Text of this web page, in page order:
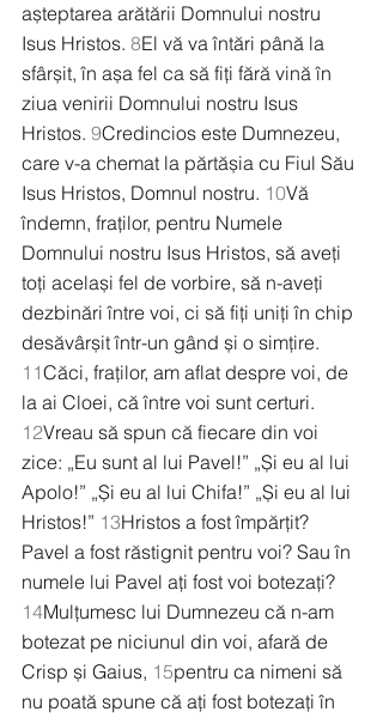
așteptarea arătării Domnului nostru
Isus Hristos. 8El vă va întări până la
sfârșit, în așa fel ca să fiți fără vină în
ziua venirii Domnului nostru Isus
Hristos. 9Credincios este Dumnezeu,
care v-a chemat la părtășia cu Fiul Său
Isus Hristos, Domnul nostru. 10Vă
îndemn, fraților, pentru Numele
Domnului nostru Isus Hristos, să aveți
toți același fel de vorbire, să n-aveți
dezbinări între voi, ci să fiți uniți în chip
desăvârșit într-un gând și o simțire.
11Căci, fraților, am aflat despre voi, de
la ai Cloei, că între voi sunt certuri.
12Vreau să spun că fiecare din voi
zice: „Eu sunt al lui Pavel!” „Și eu al lui
Apolo!” „Și eu al lui Chifa!” „Și eu al lui
Hristos!” 13Hristos a fost împărțit?
Pavel a fost răstignit pentru voi? Sau în
numele lui Pavel ați fost voi botezați?
14Mulțumesc lui Dumnezeu că n-am
botezat pe niciunul din voi, afară de
Crisp și Gaius, 15pentru ca nimeni să
nu poată spune că ați fost botezați în